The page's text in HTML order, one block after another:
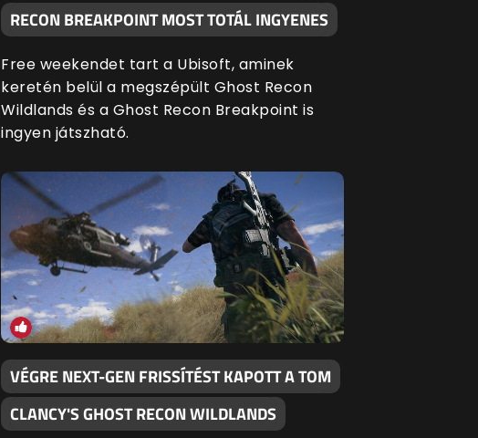
RECON BREAKPOINT MOST TOTÁL INGYENES
Free weekendet tart a Ubisoft, aminek
keretén belül a megszépült Ghost Recon
Wildlands és a Ghost Recon Breakpoint is
ingyen játszható.
VÉGRE NEXT-GEN FRISSÍTÉST KAPOTT A TOM
CLANCY'S GHOST RECON WILDLANDS